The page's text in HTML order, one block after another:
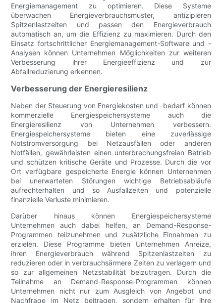
Energiemanagement zu optimieren. Diese Systeme
überwachen Energieverbrauchsmuster, antizipieren
Spitzenlastzeiten und passen den Energieverbrauch
automatisch an, um die Effizienz zu maximieren. Durch den
Einsatz fortschrittlicher Energiemanagement-Software und -
Analysen können Unternehmen Möglichkeiten zur weiteren
Verbesserung ihrer Energieeffizienz und zur
Abfallreduzierung erkennen.
Verbesserung der Energieresilienz
Neben der Steuerung von Energiekosten und -bedarf können
kommerzielle Energiespeichersysteme auch die
Energieresilienz von Unternehmen verbessern.
Energiespeichersysteme bieten eine zuverlässige
Notstromversorgung bei Netzausfällen oder anderen
Notfällen, gewährleisten einen unterbrechungsfreien Betrieb
und schützen kritische Geräte und Prozesse. Durch die vor
Ort verfügbare gespeicherte Energie können Unternehmen
bei unerwarteten Störungen wichtige Betriebsabläufe
aufrechterhalten und so Ausfallzeiten und potenzielle
finanzielle Verluste minimieren.
Darüber hinaus können Energiespeichersysteme
Unternehmen auch dabei helfen, an Demand-Response-
Programmen teilzunehmen und zusätzliche Einnahmen zu
erzielen. Diese Programme bieten Unternehmen Anreize,
ihren Energieverbrauch während Spitzenlastzeiten zu
reduzieren oder in verbrauchsärmere Zeiten zu verlagern und
so zur allgemeinen Netzstabilität beizutragen. Durch die
Teilnahme an Demand-Response-Programmen können
Unternehmen nicht nur zum Ausgleich von Angebot und
Nachfrage im Netz beitragen, sondern erhalten für ihre